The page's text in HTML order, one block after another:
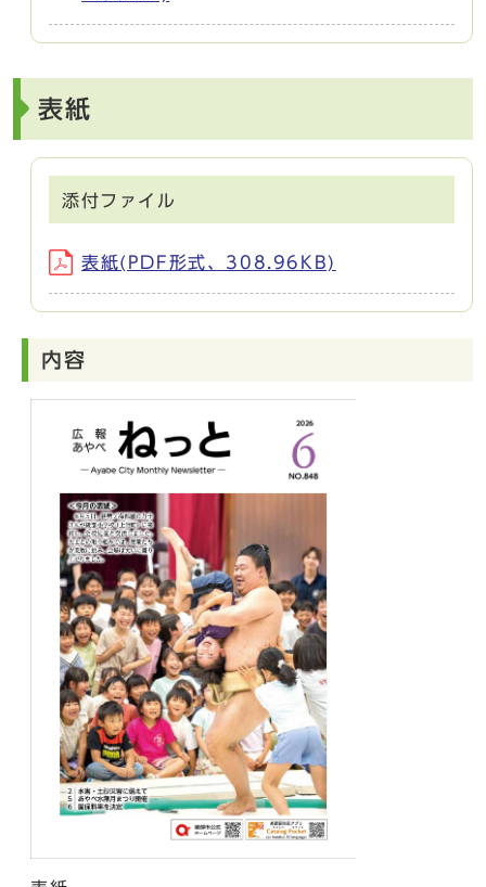
表紙
添付ファイル
表紙(PDF形式、308.96KB)
内容